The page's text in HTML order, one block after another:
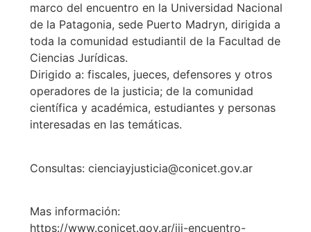
marco del encuentro en la Universidad Nacional
de la Patagonia, sede Puerto Madryn, dirigida a
toda la comunidad estudiantil de la Facultad de
Ciencias Jurídicas.
Dirigido a: fiscales, jueces, defensores y otros
operadores de la justicia; de la comunidad
científica y académica, estudiantes y personas
interesadas en las temáticas.
Consultas: cienciayjusticia@conicet.gov.ar
Mas información:
https://www.conicet.gov.ar/iii-encuentro-